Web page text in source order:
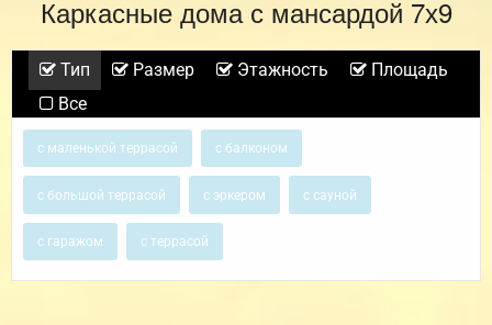
Каркасные дома с мансардой 7х9
Тип Размер Этажность
Площадь
Все
с маленькой террасой с балконом
с большой террасой с эркером с сауной
с гаражом с террасой